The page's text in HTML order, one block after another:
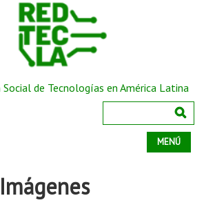
Social de Tecnologías en América Latina
MENÚ